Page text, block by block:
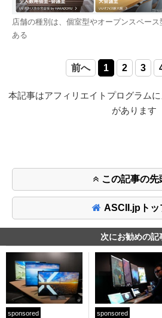
店舗の種別は、個室型やオープンスペー
ある
前へ 1 2 3
本記事はアフィリエイトプログラム
があります
この記事の先
ASCII.jpトッ
次にお勧めの記
sponsored sponsored